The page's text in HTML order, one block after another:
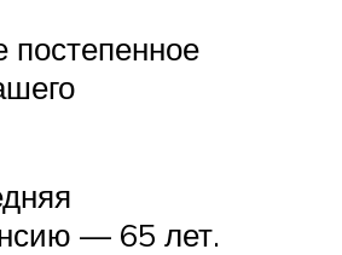
постепенное
— 65 лет.